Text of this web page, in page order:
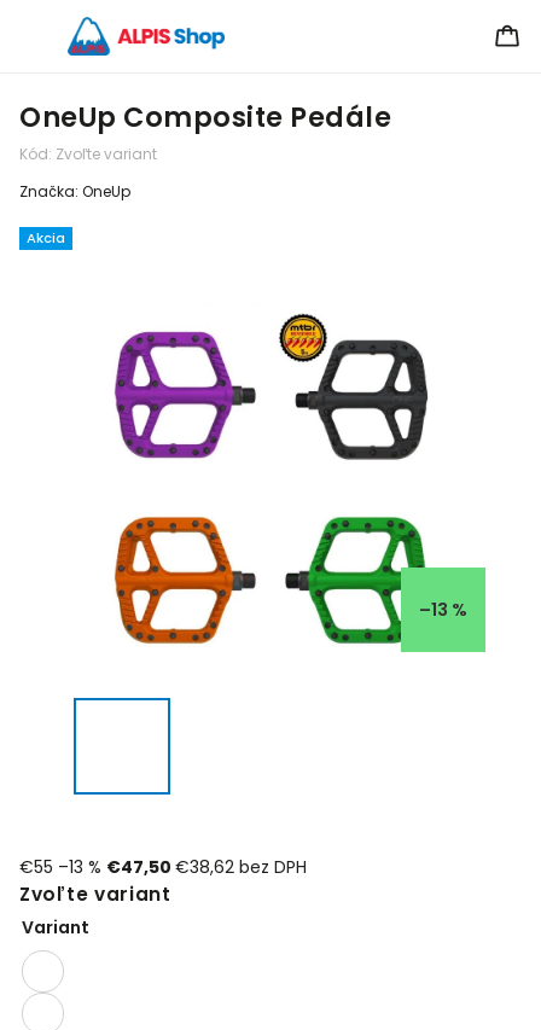
OneUp Composite Pedále
Kód: Zvoľte variant
Akcia
Značka: OneUp
–13 %
€55 –13 % €47,50 €38,62 bez DPH
Zvoľte variant
Variant